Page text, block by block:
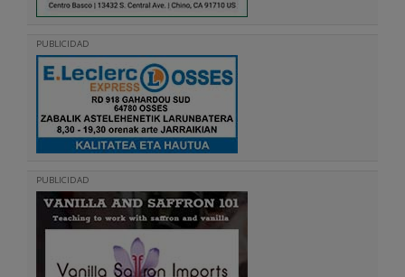
PUBLICIDAD
PUBLICIDAD